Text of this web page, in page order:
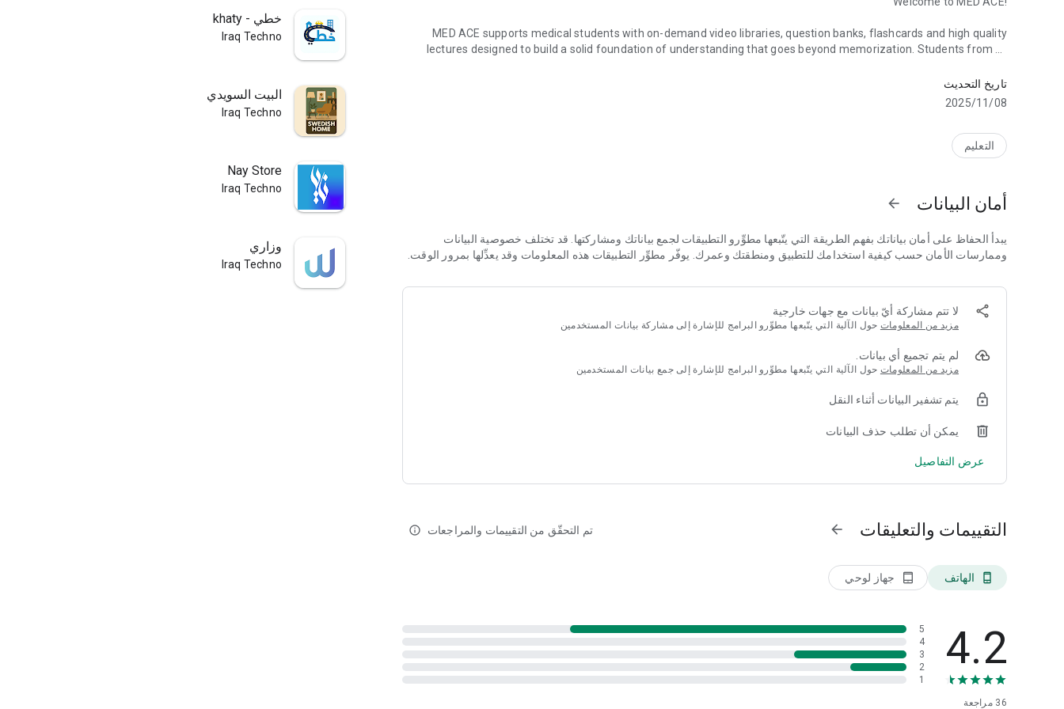
MED ACE supports medical students with on-demand video libraries, question banks, flashcards and high quality
lectures designed to build a solid foundation of understanding that goes beyond memorization. Students from all
successful careers.
MED ACE Content is designed and taught by Dr. Haitham N. Khalid, the first graduate on all Iraqi medical schools in
order to cover the newest advancement in science.
تاريخ التحديث
08‏/11‏/2025
التعليم
أمان البيانات arrow_forward
يبدأ الحفاظ على أمان بياناتك بفهم الطريقة التي يتّبعها مطوِّرو التطبيقات لجمع بياناتك ومشاركتها. قد تختلف خصوصية البيانات
وممارسات الأمان حسب كيفية استخدامك للتطبيق ومنطقتك وعمرك. يوفّر مطوِّر التطبيقات هذه المعلومات وقد يعدِّلها بمرور الوقت.
لا تتم مشاركة أيّ بيانات مع جهات خارجية
مزيد من المعلومات حول الآلية التي يتّبعها مطوِّرو البرامج للإشارة إلى مشاركة بيانات المستخدمين
لم يتم تجميع أي بيانات.
مزيد من المعلومات حول الآلية التي يتّبعها مطوِّرو البرامج للإشارة إلى جمع بيانات المستخدمين
يتم تشفير البيانات أثناء النقل
يمكن أن تطلب حذف البيانات
عرض التفاصيل
التقييمات والتعليقات arrow_forward تم التحقّق من التقييمات والمراجعات info_outline
phone_android الهاتف tablet_android جهاز لوحي
4.2
36 مراجعة
5
4
3
2
1
خطي - khaty
Iraq Techno
البيت السويدي
Iraq Techno
Nay Store
Iraq Techno
وزاري
Iraq Techno